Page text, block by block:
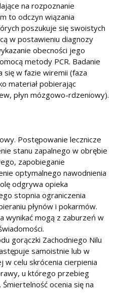
na rozpoznanie
to odczyn wiązania
poszukuje się swoistych
w postawieniu diagnozy
obecności jego
metody PCR. Badanie
w fazie wiremii (faza
materiał pobierając
płyn mózgowo-rdzeniowy).
Postępowanie lecznicze
stanu zapalnego w obrębie
zapobieganie
optymalnego nawodnienia
odgrywa opieka
stopnia ograniczenia
płynów i pokarmów.
wynikać mogą z zaburzeń w
gorączki Zachodniego Nilu
samoistnie lub w
w celu skrócenia cierpienia
u którego przebieg
ocenia się na